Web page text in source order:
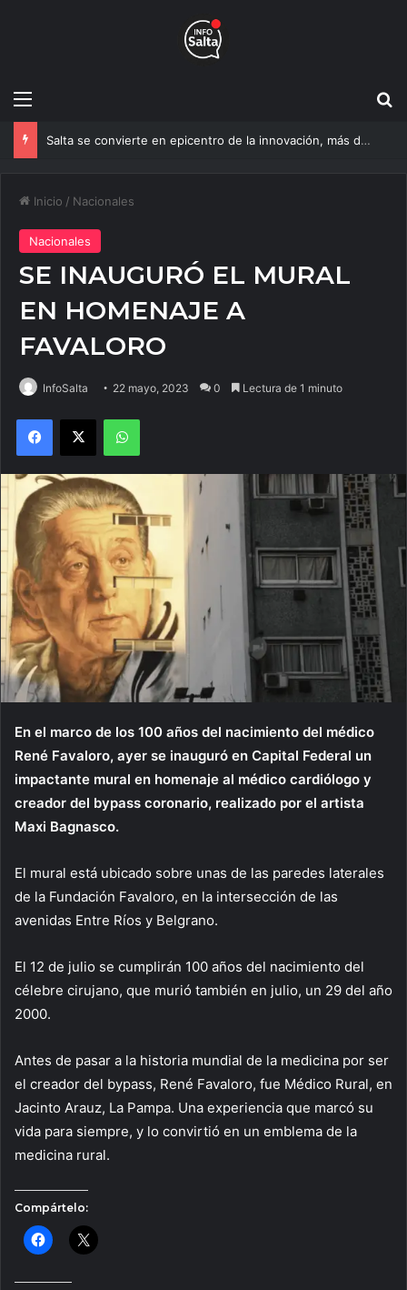
Menú
Salta se convierte en epicentro de la innovación, más de 600 personas ya participan del NOA Innova
Inicio / Nacionales
Nacionales
SE INAUGURÓ EL MURAL
EN HOMENAJE A
FAVALORO
InfoSalta 22 mayo, 2023 0 Lectura de 1 minuto
Facebook
X WhatsApp
En el marco de los 100 años del nacimiento del médico
René Favaloro, ayer se inauguró en Capital Federal un
impactante mural en homenaje al médico cardiólogo y
creador del bypass coronario, realizado por el artista
Maxi Bagnasco.
El mural está ubicado sobre unas de las paredes laterales
de la Fundación Favaloro, en la intersección de las
avenidas Entre Ríos y Belgrano.
El 12 de julio se cumplirán 100 años del nacimiento del
célebre cirujano, que murió también en julio, un 29 del año
2000.
Antes de pasar a la historia mundial de la medicina por ser
el creador del bypass, René Favaloro, fue Médico Rural, en
Jacinto Arauz, La Pampa. Una experiencia que marcó su
vida para siempre, y lo convirtió en un emblema de la
medicina rural.
Compártelo: